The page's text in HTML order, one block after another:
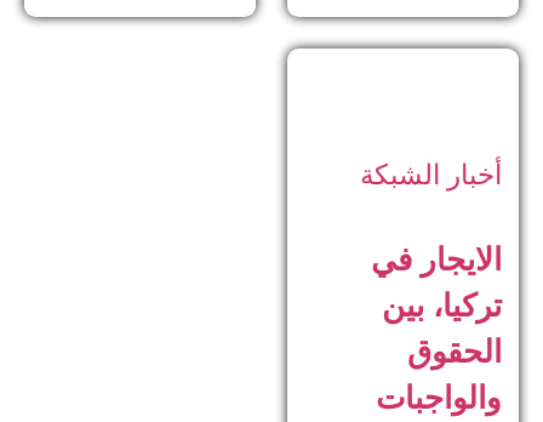
أخبار الشبكة
الايجار في
تركيا، بين
الحقوق
والواجبات